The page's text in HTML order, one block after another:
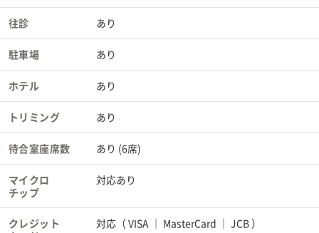
往診 あり
駐車場 あり
ホテル あり
トリミング あり
待合室座席数 あり (6席)
マイクロ
チップ
対応あり
クレジット
対応（VISA MasterCard JCB）